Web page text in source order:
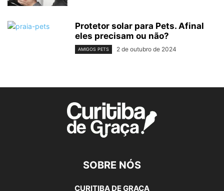
Protetor solar para Pets. Afinal
eles precisam ou não?
AMIGOS PETS 2 de outubro de 2024
SOBRE NÓS
CURITIBA DE GRAÇA